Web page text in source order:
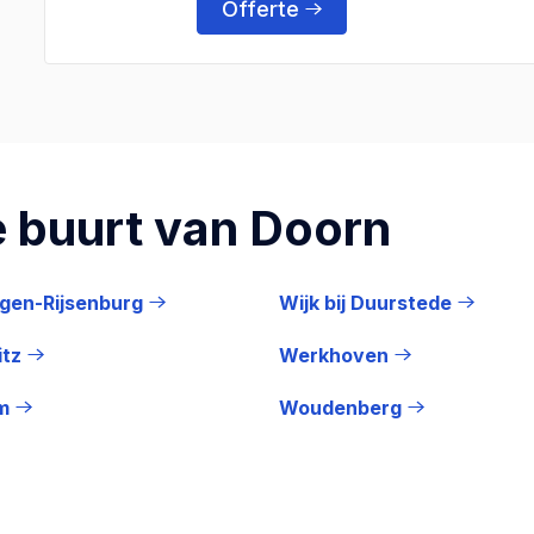
Offerte
van Doorn
Rijsenburg Wijk bij Duurstede
Werkhoven
Woudenberg